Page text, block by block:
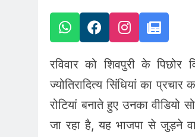
रविवार को शिवपुरी के पिछोर
ज्योतिरादित्य सिंधियां का
रोटियां बनाते हुए उनका वीडियो
जा रहा है, यह भाजपा से जुड़ने